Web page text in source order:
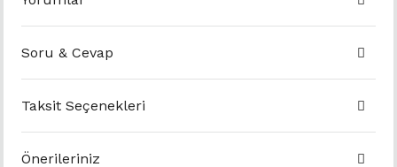
Soru & Cevap
Taksit Seçenekleri
Önerileriniz